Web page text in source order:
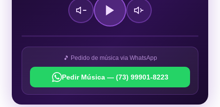
🎵 Pedido de música via WhatsApp
Pedir Música — (73) 99901-8223